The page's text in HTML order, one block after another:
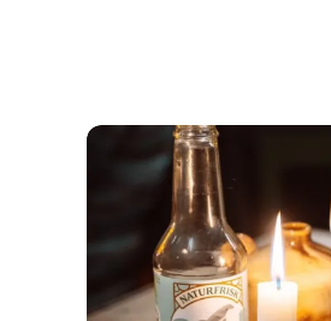
God mad &